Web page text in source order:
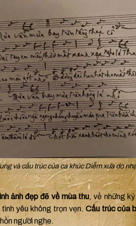
và cấu trúc của ca khúc Diễm xưa do
ảnh đẹp đẽ về mùa thu, về những
yêu không trọn vẹn. Cấu trúc của
người nghe.